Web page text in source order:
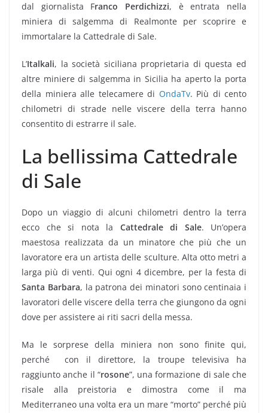
dal giornalista Franco Perdichizzi, è entrata nella
miniera di salgemma di Realmonte per scoprire e
immortalare la Cattedrale di Sale.
L’Italkali, la società siciliana proprietaria di questa ed
altre miniere di salgemma in Sicilia ha aperto la porta
della miniera alle telecamere di OndaTv. Più di cento
chilometri di strade nelle viscere della terra hanno
consentito di estrarre il sale.
La bellissima Cattedrale
di Sale
Dopo un viaggio di alcuni chilometri dentro la terra
ecco che si nota la Cattedrale di Sale. Un’opera
maestosa realizzata da un minatore che più che un
lavoratore era un artista delle sculture. Alta otto metri a
larga più di venti. Qui ogni 4 dicembre, per la festa di
Santa Barbara, la patrona dei minatori sono centinaia i
lavoratori delle viscere della terra che giungono da ogni
dove per assistere ai riti sacri della messa.
Ma le sorprese della miniera non sono finite qui,
perché con il direttore, la troupe televisiva ha
raggiunto anche il “rosone”, una formazione di sale che
risale alla preistoria e dimostra come il ma
Mediterraneo una volta era un mare “morto” perché più